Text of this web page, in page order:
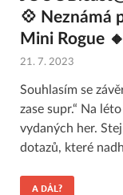
💠 Neznámá
Mini Rogue
21. 7. 2023
Souhlasím se
zase supr.“ Na
vydaných her.
dotazů, které
A DÁL?